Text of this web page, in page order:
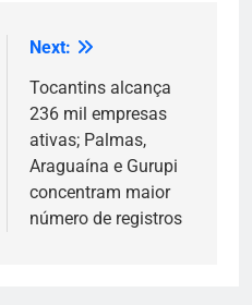
Next:
Tocantins alcança
236 mil empresas
ativas; Palmas,
Araguaína e Gurupi
concentram maior
número de registros